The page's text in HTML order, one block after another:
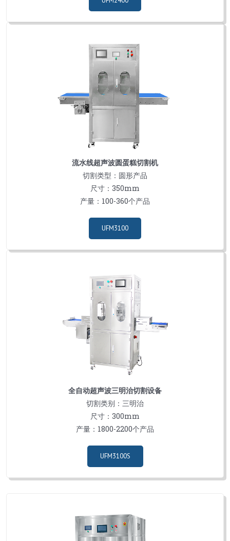
流水线超声波圆蛋糕切割机
切割类型：圆形产品
尺寸：350mm
产量：100-360个产品
UFM3100
全自动超声波三明治切割设备
切割类别：三明治
尺寸：300mm
产量：1800-2200个产品
UFM3100S